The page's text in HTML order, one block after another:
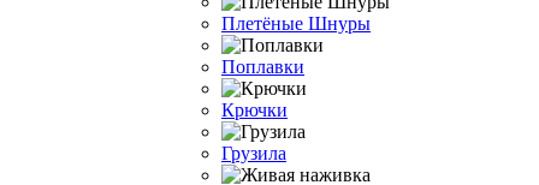
Плетёные Шнуры
Поплавки
Крючки
Грузила